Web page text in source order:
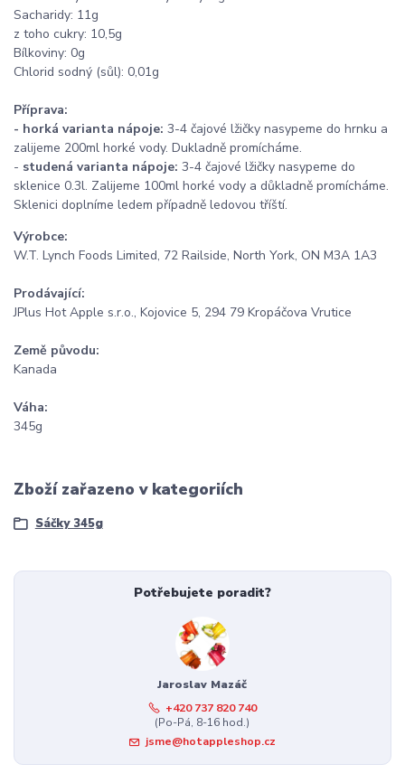
Sacharidy: 11g
z toho cukry: 10,5g
Bílkoviny: 0g
Chlorid sodný (sůl): 0,01g
Příprava:
- horká varianta nápoje: 3-4 čajové lžičky nasypeme do hrnku a
zalijeme 200ml horké vody. Dukladně promícháme.
- studená varianta nápoje: 3-4 čajové lžičky nasypeme do
sklenice 0.3l. Zalijeme 100ml horké vody a důkladně promícháme.
Sklenici doplníme ledem případně ledovou tříští.
Výrobce:
W.T. Lynch Foods Limited, 72 Railside, North York, ON M3A 1A3
Prodávající:
JPlus Hot Apple s.r.o., Kojovice 5, 294 79 Kropáčova Vrutice
Země původu:
Kanada
Váha:
345g
Zboží zařazeno v kategoriích
Sáčky 345g
Potřebujete poradit?
Jaroslav Mazáč
+420 737 820 740
(Po-Pá, 8-16 hod.)
jsme@hotappleshop.cz